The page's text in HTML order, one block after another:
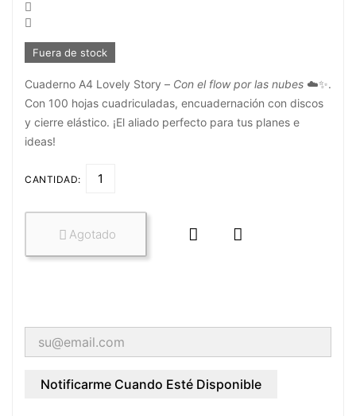


Fuera de stock
Cuaderno A4 Lovely Story – Con el flow por las nubes ☁️✨.
Con 100 hojas cuadriculadas, encuadernación con discos
y cierre elástico. ¡El aliado perfecto para tus planes e
ideas!
CANTIDAD:
 Agotado  
Notificarme Cuando Esté Disponible